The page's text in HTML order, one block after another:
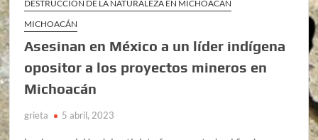
DESTRUCCIÓN DE LA NATURALEZA EN MICHOACÁN
MICHOACÁN
Asesinan en México a un líder indígena
opositor a los proyectos mineros en
Michoacán
grieta 5 abril, 2023